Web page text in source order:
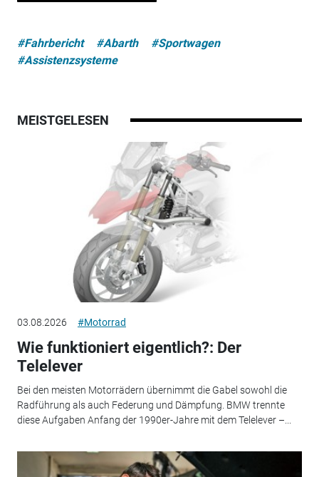
#Fahrbericht #Abarth
#Sportwagen
#Assistenzsysteme
MEISTGELESEN
03.08.2026 #Motorrad
Wie funktioniert eigentlich?: Der
Telelever
Bei den meisten Motorrädern übernimmt die Gabel sowohl die
Radführung als auch Federung und Dämpfung. BMW trennte
diese Aufgaben Anfang der 1990er-Jahre mit dem Telelever –...